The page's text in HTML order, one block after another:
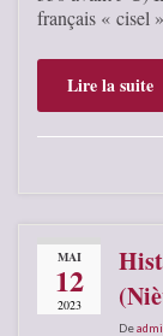
français « cisel
Lire la suite
MAI
12
2023
De